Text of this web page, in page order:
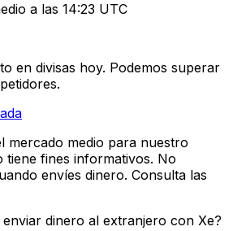
a las 14:23 UTC
en divisas hoy. Podemos superar
mercado medio para nuestro
tiene fines informativos. No
envíes dinero. Consulta las
enviar dinero al extranjero con Xe?